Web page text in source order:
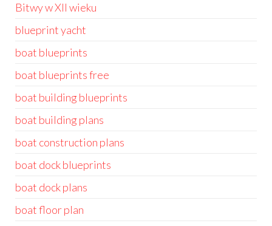
Bitwy w XII wieku
blueprint yacht
boat blueprints
boat blueprints free
boat building blueprints
boat building plans
boat construction plans
boat dock blueprints
boat dock plans
boat floor plan